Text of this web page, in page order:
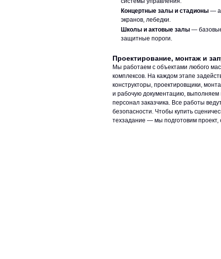
Концертные залы и стадионы —
экранов, лебедки.
Школы и актовые залы —
защитные пороги.
Проектирование, монтаж и
Мы работаем с объектами любого
комплексов. На каждом этапе
конструкторы, проектировщики,
и рабочую документацию,
персонал заказчика. Все работы
безопасности. Чтобы купить
техзадание — мы подготовим проект,